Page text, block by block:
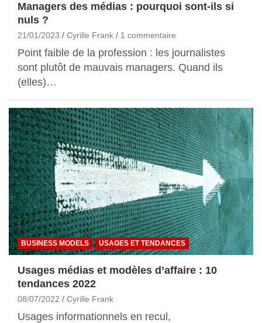
Managers des médias : pourquoi sont-ils si
nuls ?
21/01/2023 Cyrille Frank 1 commentaire
Point faible de la profession : les journalistes
sont plutôt de mauvais managers. Quand ils
(elles)…
BUSINESS MODELS USAGES ET TENDANCES
Usages médias et modèles d’affaire : 10
tendances 2022
08/07/2022 Cyrille Frank
Usages informationnels en recul,